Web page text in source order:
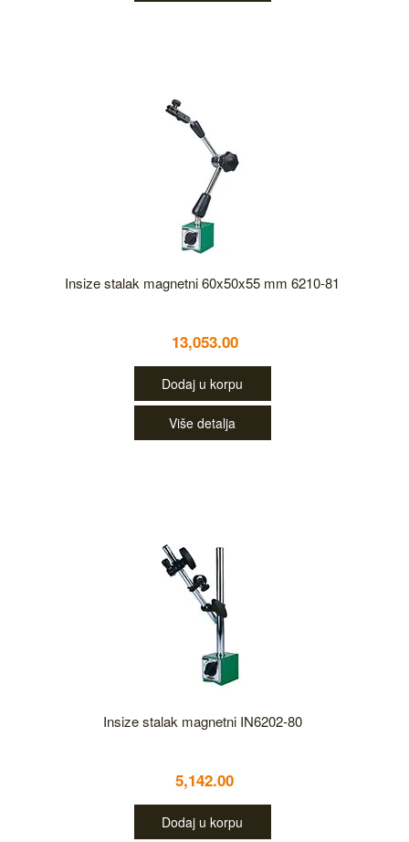
Insize stalak magnetni 60x50x55 mm 6210-81
13,053.00
Dodaj u korpu
Više detalja
Insize stalak magnetni IN6202-80
5,142.00
Dodaj u korpu